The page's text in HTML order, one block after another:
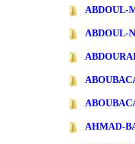
ABDOUL-
ABDOUL-
AHMAD-